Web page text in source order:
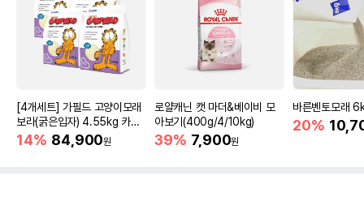
[4개세트] 가필드 고양이모래
보라(굵은입자) 4.55kg 카사
바모래
14% 84,900원
로얄캐닌 캣 마더&베이비 모
아보기(400g/4/10kg)
39% 7,900원
바른벤토모래
20%